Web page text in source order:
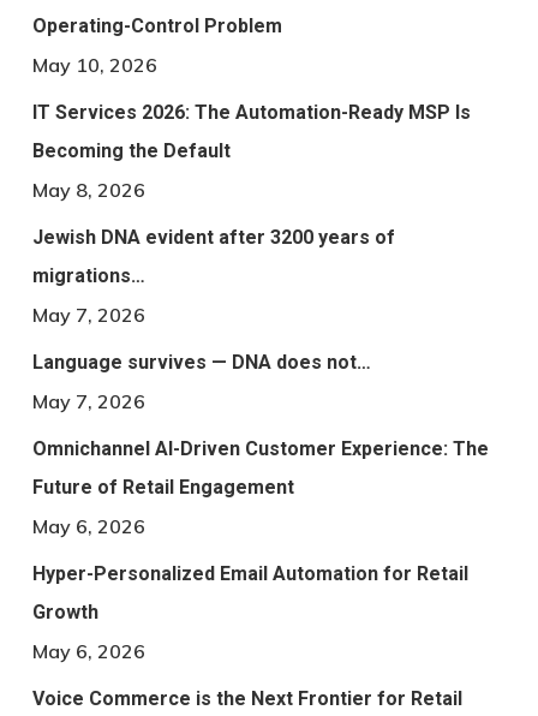
Operating-Control Problem
May 10, 2026
IT Services 2026: The Automation-Ready MSP Is
Becoming the Default
May 8, 2026
Jewish DNA evident after 3200 years of
migrations…
May 7, 2026
Language survives — DNA does not…
May 7, 2026
Omnichannel AI-Driven Customer Experience: The
Future of Retail Engagement
May 6, 2026
Hyper-Personalized Email Automation for Retail
Growth
May 6, 2026
Voice Commerce is the Next Frontier for Retail